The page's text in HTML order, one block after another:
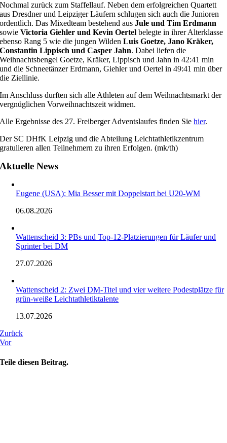
Nochmal zurück zum Staffellauf. Neben dem erfolgreichen Quartett
aus Dresdner und Leipziger Läufern schlugen sich auch die Junioren
ordentlich. Das Mixedteam bestehend ausJule und Tim Erdmann
sowieVictoria Giehler und Kevin Oertelbelegte in ihrer Alterklasse
ebenso Rang 5 wie die jungen WildenLuis Goetze, Jano Kräker,
Constantin Lippisch und Casper Jahn. Dabei liefen die
Weihnachtsbengel Goetze, Kräker, Lippisch und Jahn in 42:41 min
und die Schneetänzer Erdmann, Giehler und Oertel in 49:41 min über
die Ziellinie.
Im Anschluss durften sich alle Athleten auf dem Weihnachtsmarkt der
vergnüglichen Vorweihnachtszeit widmen.
Alle Ergebnisse des 27. Freiberger Adventslaufes finden Siehier.
Der SC DHfK Leipzig und die Abteilung Leichtathletikzentrum
gratulieren allen Teilnehmern zu ihren Erfolgen. (mk/th)
Aktuelle News
Eugene (USA): Mia Besser mit Doppelstart bei U20-WM
06.08.2026
Wattenscheid 3: PBs und Top-12-Platzierungen für Läufer und
Sprinter bei DM
27.07.2026
Wattenscheid 2: Zwei DM-Titel und vier weitere Podestplätze für
grün-weiße Leichtathletiktalente
13.07.2026
Zurück
Vor
Teile diesen Beitrag.